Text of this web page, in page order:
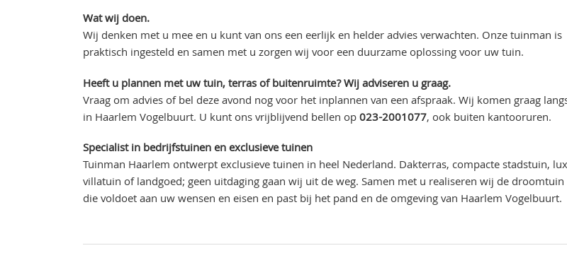
Wat wij doen.
Wij denken met u mee en u kunt van ons een eerlijk en helder advies verwachten. Onze tuinman is
praktisch ingesteld en samen met u zorgen wij voor een duurzame oplossing voor uw tuin.
Heeft u plannen met uw tuin, terras of buitenruimte? Wij adviseren u graag.
Vraag om advies of bel deze avond nog voor het inplannen van een afspraak. Wij komen graag
in Haarlem Vogelbuurt. U kunt ons vrijblijvend bellen op023-2001077, ook buiten kantooruren.
Specialist in bedrijfstuinen en exclusieve tuinen
Tuinman Haarlem ontwerpt exclusieve tuinen in heel Nederland. Dakterras, compacte stadstuin,
villatuin of landgoed; geen uitdaging gaan wij uit de weg. Samen met u realiseren wij de droomtuin
die voldoet aan uw wensen en eisen en past bij het pand en de omgeving van Haarlem Vogelbuurt.